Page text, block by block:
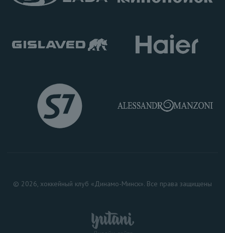
© 2026, хоккейный клуб «Динамо-Минск». Все права защищены